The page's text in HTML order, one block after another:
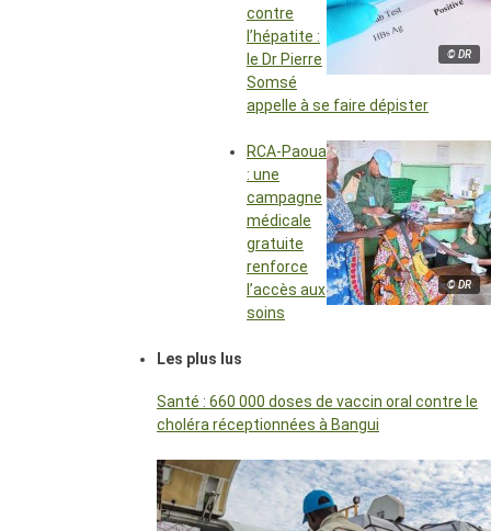
© DR
contre
l’hépatite :
le Dr Pierre
Somsé
appelle à se faire dépister
© DR
RCA-Paoua
: une
campagne
médicale
gratuite
renforce
l’accès aux
soins
Les plus lus
Santé : 660 000 doses de vaccin oral contre le
choléra réceptionnées à Bangui